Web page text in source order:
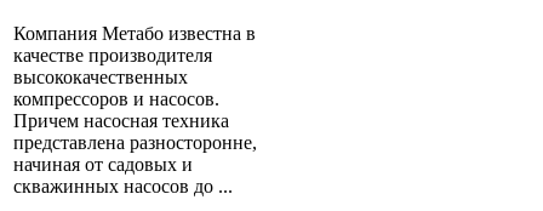
Компания Метабо известна в
качестве производителя
высококачественных
компрессоров и насосов.
Причем насосная техника
представлена разносторонне,
начиная от садовых и
скважинных насосов до ...